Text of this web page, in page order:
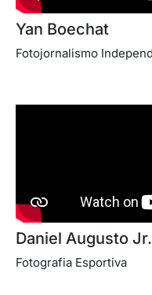
Yan Boechat
Fotojornalismo
Daniel Augusto
Fotografia Esportiva